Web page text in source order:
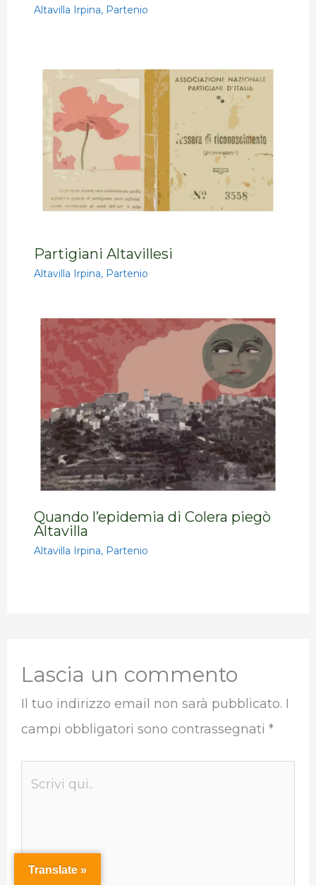
Altavilla Irpina, Partenio
Partigiani Altavillesi
Altavilla Irpina, Partenio
Quando l’epidemia di Colera piegò
Altavilla
Altavilla Irpina, Partenio
Lascia un commento
Il tuo indirizzo email non sarà pubblicato. I
campi obbligatori sono contrassegnati *
Translate »